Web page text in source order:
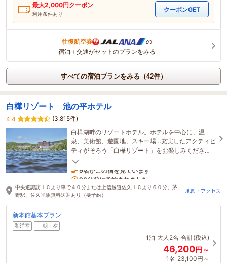
最大2,000円クーポン
利用条件あり
クーポンGET
往復航空券
の
宿泊＋交通がセットのプランをみる
すべての宿泊プランをみる（42件）
白樺リゾート 池の平ホテル
4.4
(3,815件)
白樺湖畔のリゾートホテル。ホテルを中心に、温
泉、美術館、遊園地、スキー場…充実したアクティビ
ティがそろう「白樺リゾート」をお楽しみくださ
い。2023年4月22日に新本館がオープンしました。
9名がこの宿を見ています
26分前に予約されました
中央道諏訪ＩＣより車で４０分または上信越道佐久ＩＣより６０分。茅
野駅、佐久平駅無料送迎あり（要予約）
地図・アクセス
新本館基本プラン
和洋室 朝・夕
1泊 大人2名 合計(税込)
46,200円～
1名 23,100円～